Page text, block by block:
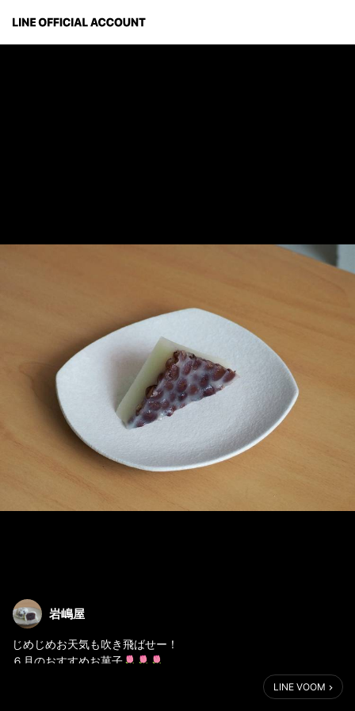
岩嶋屋
じめじめお天気も吹き飛ばせー！
６月のおすすめお菓子🌷🌷🌷
LINE VOOM